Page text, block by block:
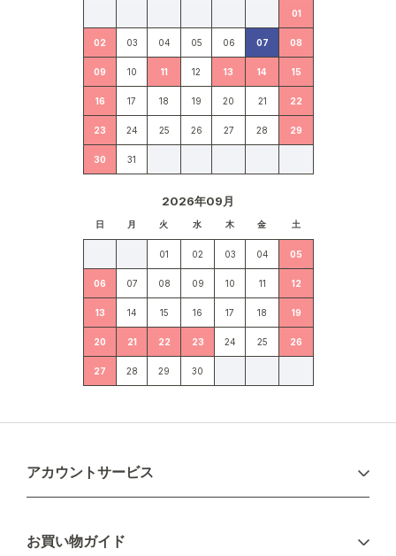
01
02 03 04 05 06 07 08
09 10 11 12 13 14 15
16 17 18 19 20 21 22
23 24 25 26 27 28 29
30 31
2026年09月
日 月 火 水 木 金 土
01 02 03 04 05
06 07 08 09 10 11 12
13 14 15 16 17 18 19
20 21 22 23 24 25 26
27 28 29 30
アカウントサービス
新規会員登録
お買い物ガイド